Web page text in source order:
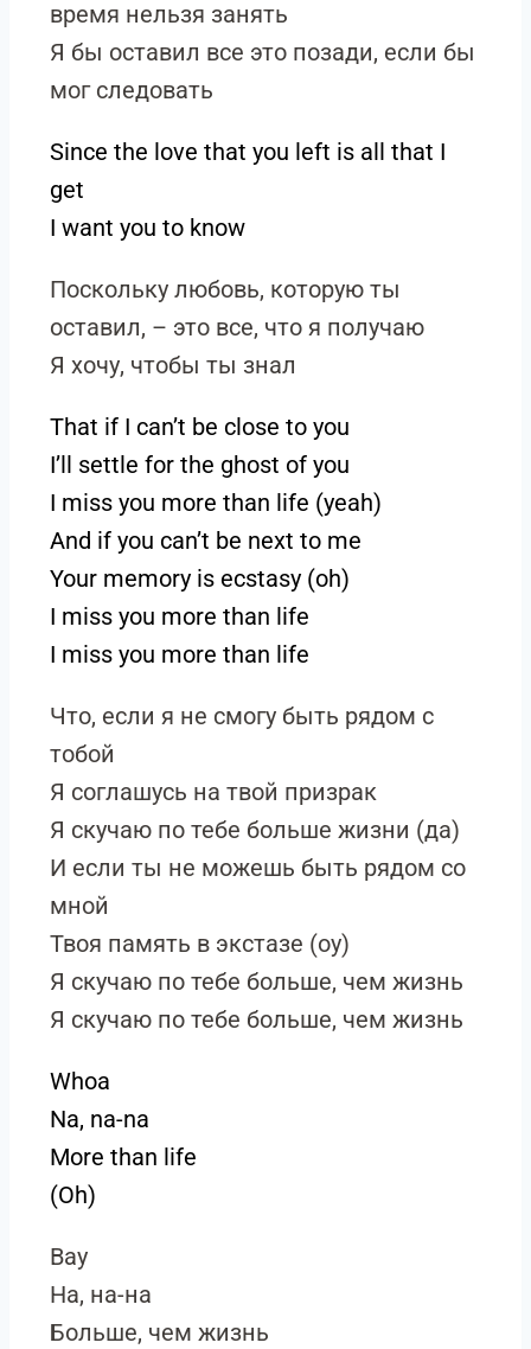
время нельзя занять
Я бы оставил все это позади, если бы
мог следовать
Since the love that you left is all that I
get
I want you to know
Поскольку любовь, которую ты
оставил, – это все, что я получаю
Я хочу, чтобы ты знал
That if I can’t be close to you
I’ll settle for the ghost of you
I miss you more than life (yeah)
And if you can’t be next to me
Your memory is ecstasy (oh)
I miss you more than life
I miss you more than life
Что, если я не смогу быть рядом с
тобой
Я соглашусь на твой призрак
Я скучаю по тебе больше жизни (да)
И если ты не можешь быть рядом со
мной
Твоя память в экстазе (оу)
Я скучаю по тебе больше, чем жизнь
Я скучаю по тебе больше, чем жизнь
Whoa
Na, na-na
More than life
(Oh)
Вау
На, на-на
Больше, чем жизнь